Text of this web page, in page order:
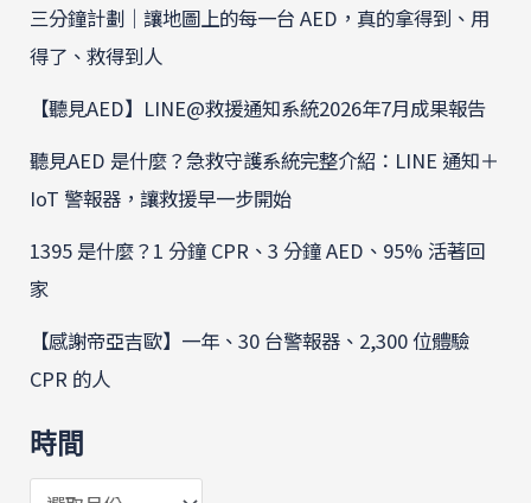
三分鐘計劃｜讓地圖上的每一台 AED，真的拿得到、用
得了、救得到人
【聽見AED】LINE@救援通知系統2026年7月成果報告
聽見AED 是什麼？急救守護系統完整介紹：LINE 通知＋
IoT 警報器，讓救援早一步開始
1395 是什麼？1 分鐘 CPR、3 分鐘 AED、95% 活著回
家
【感謝帝亞吉歐】一年、30 台警報器、2,300 位體驗
CPR 的人
時間